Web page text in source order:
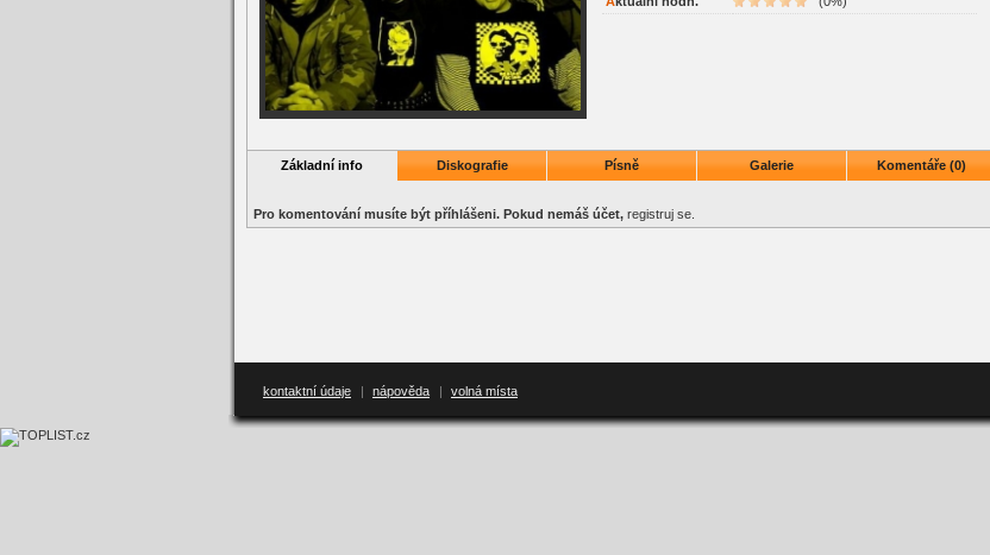
Základní info Diskografie Písně Galerie Komentáře (0)
Pro komentování musíte být příhlášeni. Pokud nemáš účet, registruj se.
kontaktní údaje | nápověda | volná místa